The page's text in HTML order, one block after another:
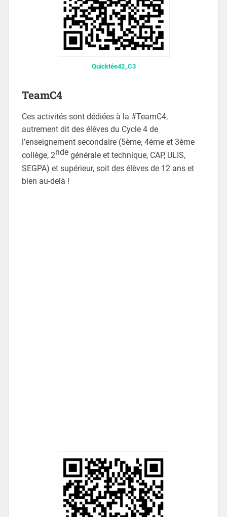
Quicktée42_C3
TeamC4
Ces activités sont dédiées à la #TeamC4,
autrement dit des élèves du Cycle 4 de
l’enseignement secondaire (5ème, 4ème et 3ème
collège, 2ndegénérale et technique, CAP, ULIS,
SEGPA) et supérieur, soit des élèves de 12 ans et
bien au-delà !